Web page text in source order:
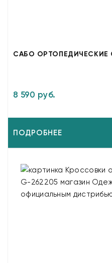
САБО ОРТОПЕДИЧЕСКИЕ
8 590 руб.
ПОДРОБНЕЕ